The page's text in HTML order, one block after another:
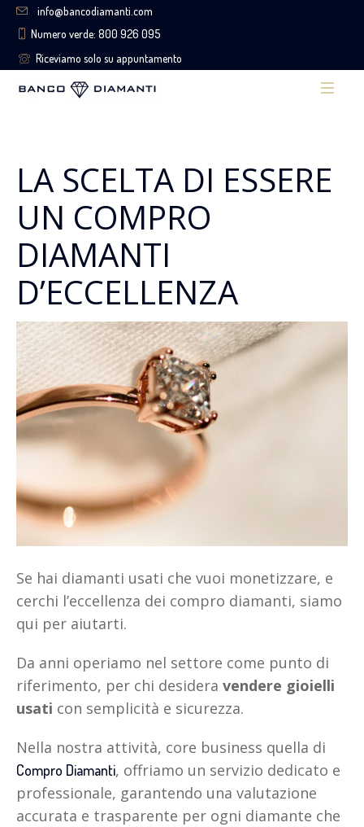
info@bancodiamanti.com
Numero verde: 800 926 095
Riceviamo solo su appuntamento
LA SCELTA DI ESSERE
UN COMPRO
DIAMANTI
D’ECCELLENZA
Se hai diamanti usati che vuoi monetizzare, e
cerchi l’eccellenza dei compro diamanti, siamo
qui per aiutarti.
Da anni operiamo nel settore come punto di
riferimento, per chi desidera vendere gioielli
usati con semplicità e sicurezza.
Nella nostra attività, core business quella di
Compro Diamanti, offriamo un servizio dedicato e
professionale, garantendo una valutazione
accurata e trasparente per ogni diamante che